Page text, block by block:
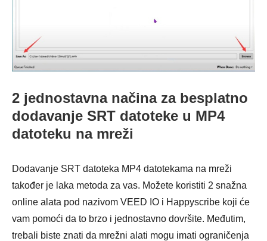
2 jednostavna načina za besplatno
dodavanje SRT datoteke u MP4
datoteku na mreži
Dodavanje SRT datoteka MP4 datotekama na mreži
također je laka metoda za vas. Možete koristiti 2 snažna
online alata pod nazivom VEED IO i Happyscribe koji će
vam pomoći da to brzo i jednostavno dovršite. Međutim,
trebali biste znati da mrežni alati mogu imati ograničenja